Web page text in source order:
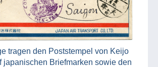
tragen den Poststempel von Keijo
japanischen Briefmarken sowie den